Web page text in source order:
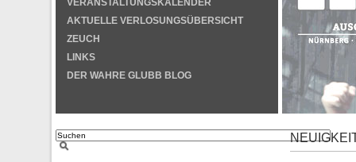
VERANSTALTUNGSKALENDER
AKTUELLE VERLOSUNGSÜBERSICHT
ZEUCH
LINKS
DER WAHRE GLUBB BLOG